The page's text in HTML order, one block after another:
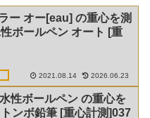
ー オー[eau] の重心を測
ボールペン オート [重
2021.08.14 2026.06.23
性ボールペン の重心を
ンボ鉛筆 [重心計測]037